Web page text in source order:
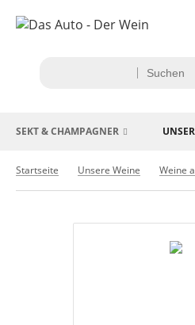
SEKT & CHAMPAGNER
Startseite Unsere Weine Weine